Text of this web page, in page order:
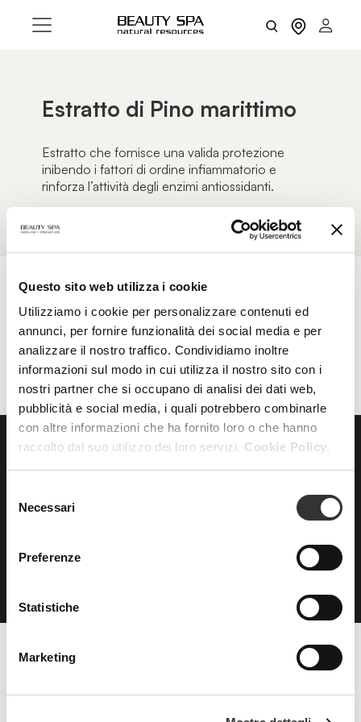
Questo sito web utilizza i cookie
Utilizziamo i cookie per personalizzare contenuti ed
annunci, per fornire funzionalità dei social media e per
analizzare il nostro traffico. Condividiamo inoltre
informazioni sul modo in cui utilizza il nostro sito con i
nostri partner che si occupano di analisi dei dati web,
pubblicità e social media, i quali potrebbero combinarle
con altre informazioni che ha fornito loro o che hanno
raccolto dal suo utilizzo dei loro servizi. Cookie Policy.
delNecessari
Preferenze
Statistiche
Marketing
Estratto di Pino marittimo
Estratto che fornisce una valida protezione
inibendo i fattori di ordine infiammatorio e
rinforza l’attività degli enzimi antiossidanti.
FILTRI AZZERA FILTRI
ISCRIVITIalla nostra
NEWSLETTER